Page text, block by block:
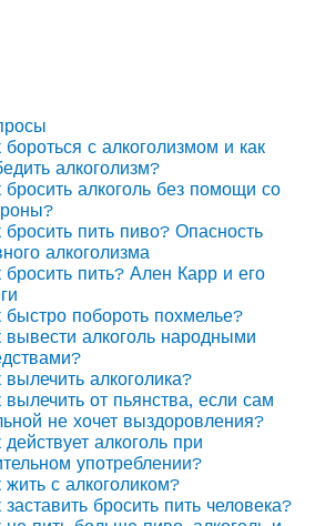
бороться с алкоголизмом и как
алкоголизм?
бросить алкоголь без помощи со
бросить пить пиво? Опасность
алкоголизма
бросить пить? Ален Карр и его
быстро побороть похмелье?
вывести алкоголь народными
вылечить алкоголика?
вылечить от пьянства, если сам
не хочет выздоровления?
действует алкоголь при
употреблении?
жить с алкоголиком?
заставить бросить пить человека?